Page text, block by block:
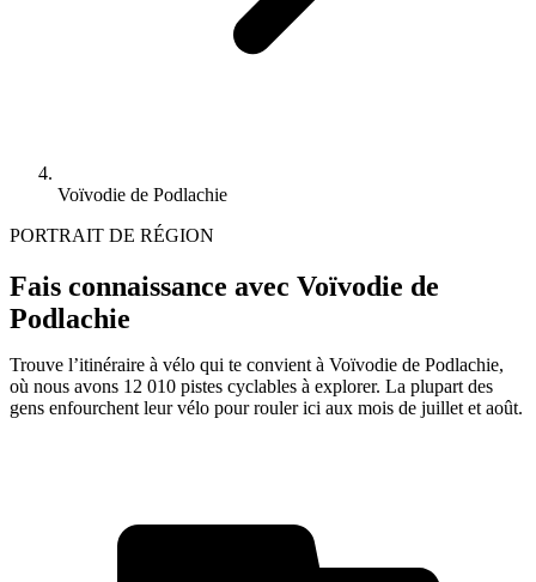
Voïvodie de Podlachie
PORTRAIT DE RÉGION
Fais connaissance avec Voïvodie de
Podlachie
Trouve l’itinéraire à vélo qui te convient à Voïvodie de Podlachie,
où nous avons 12 010 pistes cyclables à explorer. La plupart des
gens enfourchent leur vélo pour rouler ici aux mois de juillet et août.